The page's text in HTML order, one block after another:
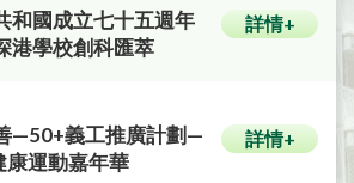
和國成立七十五週年
港學校創科匯萃
詳情+
—50+義工推廣計劃—
運動嘉年華
詳情+